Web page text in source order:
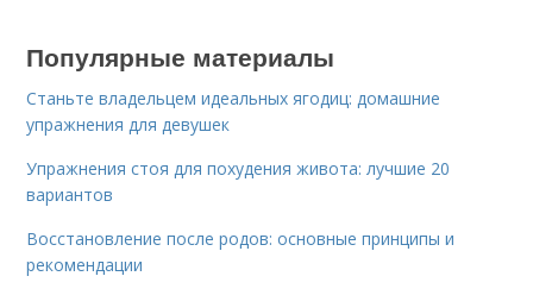
Популярные материалы
Станьте владельцем идеальных ягодиц: домашние
упражнения для девушек
Упражнения стоя для похудения живота: лучшие 20
вариантов
Восстановление после родов: основные принципы и
рекомендации